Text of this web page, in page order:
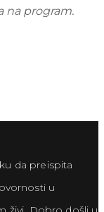
na program.
da preispita
u